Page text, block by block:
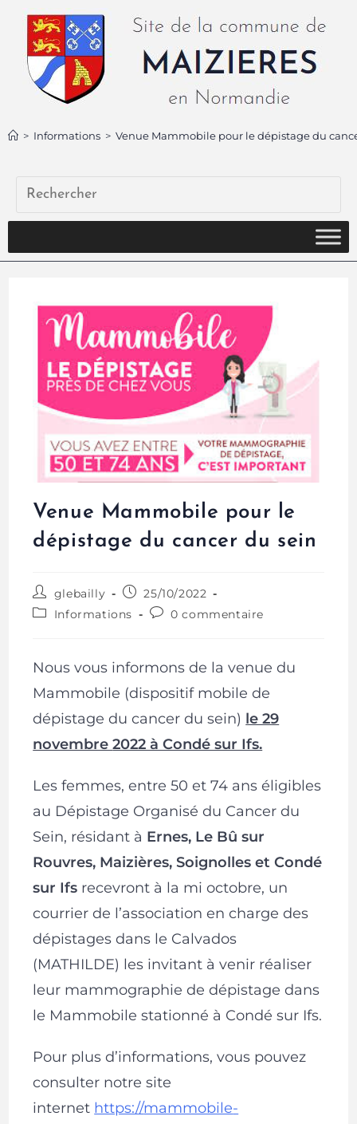
> Informations > Venue Mammobile pour le dépistage du
Venue Mammobile pour le
dépistage du cancer du sein
glebailly
25/10/2022
Informations
0 commentaire
Nous vous informons de la venue du
Mammobile (dispositif mobile de
dépistage du cancer du sein) le 29
novembre2022 à Condé sur Ifs.
Les femmes, entre 50 et 74 ans éligibles
au Dépistage Organisé du Cancer du
Sein, résidant à Ernes, Le Bû sur
Rouvres, Maizières, Soignolles et Condé
sur Ifs recevront à la mi octobre, un
courrier de l’association en charge des
dépistages dans le Calvados
(MATHILDE) les invitant à venir réaliser
leur mammographie de dépistage dans
le Mammobile stationné à Condé sur Ifs.
Pour plus d’informations, vous pouvez
consulter notre site
internet https://mammobile-